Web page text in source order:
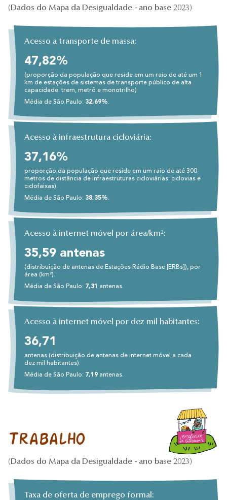
(Dados do Mapa da Desigualdade - ano base 2023)
Acesso a transporte de massa:
47,82%
(proporção da população que reside em um raio de até um 1
km de estações de sistemas de transporte público de alta
capacidade: trem, metrô e monotrilho)
Média de São Paulo: 32,69%.
Acesso à infraestrutura cicloviária:
37,16%
proporção da população que reside em um raio de até 300
metros de distância de infraestruturas cicloviárias: ciclovias e
ciclofaixas).
Média de São Paulo: 38,35%.
Acesso à internet móvel por área/km²:
35,59 antenas
(distribuição de antenas de Estações Rádio Base [ERBs]), por
área (km²).
Média de São Paulo: 7,31 antenas.
Acesso à internet móvel por dez mil habitantes:
36,71
antenas (distribuição de antenas de internet móvel a cada
dez mil habitantes).
Média de São Paulo: 7,19 antenas.
Trabalho
(Dados do Mapa da Desigualdade - ano base 2023)
Taxa de oferta de emprego formal: